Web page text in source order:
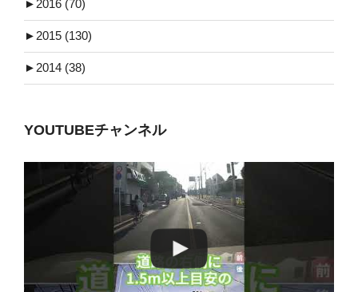
► 2016 (70)
► 2015 (130)
► 2014 (38)
YOUTUBEチャンネル